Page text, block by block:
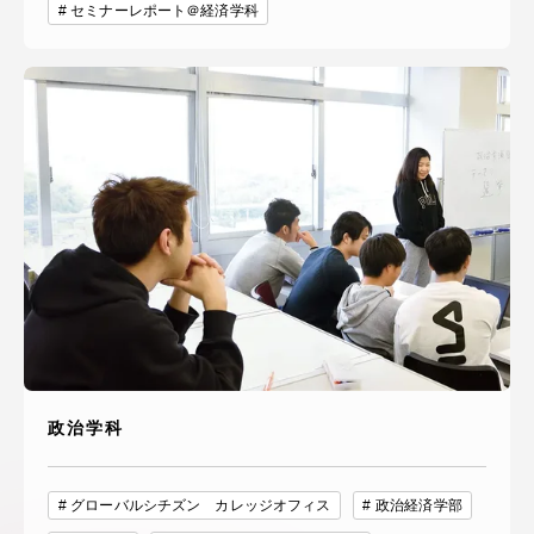
セミナーレポート＠経済学科
政治学科
グローバルシチズン カレッジオフィス 政治経済学部